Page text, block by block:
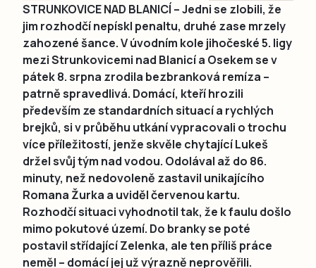
STRUNKOVICE NAD BLANICÍ – Jedni se zlobili, že
jim rozhodčí nepískl penaltu, druhé zase mrzely
zahozené šance. V úvodním kole jihočeské 5. ligy
mezi Strunkovicemi nad Blanicí a Osekem se v
pátek 8. srpna zrodila bezbranková remíza –
patrně spravedlivá. Domácí, kteří hrozili
především ze standardních situací a rychlých
brejků, si v průběhu utkání vypracovali o trochu
více příležitostí, jenže skvěle chytající Lukeš
držel svůj tým nad vodou. Odolával až do 86.
minuty, než nedovoleně zastavil unikajícího
Romana Žurka a uviděl červenou kartu.
Rozhodčí situaci vyhodnotil tak, že k faulu došlo
mimo pokutové území. Do branky se poté
postavil střídající Zelenka, ale ten příliš práce
neměl – domácí jej už výrazně neprověřili.